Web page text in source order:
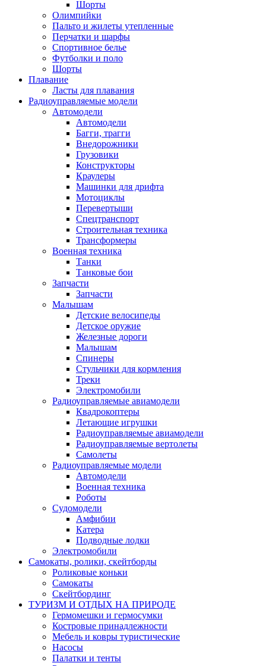
Шорты
Олимпийки
Пальто и жилеты утепленные
Перчатки и шарфы
Спортивное белье
Футболки и поло
Шорты
Плавание
Ласты для плавания
Радиоуправляемые модели
Автомодели
Автомодели
Багги, трагги
Внедорожники
Грузовики
Конструкторы
Краулеры
Машинки для дрифта
Мотоциклы
Перевертыши
Спецтранспорт
Строительная техника
Трансформеры
Военная техника
Танки
Танковые бои
Запчасти
Запчасти
Малышам
Детские велосипеды
Детское оружие
Железные дороги
Малышам
Спинеры
Стульчики для кормления
Треки
Электромобили
Радиоуправляемые авиамодели
Квадрокоптеры
Летающие игрушки
Радиоуправляемые авиамодели
Радиоуправляемые вертолеты
Самолеты
Радиоуправляемые модели
Автомодели
Военная техника
Роботы
Судомодели
Амфибии
Катера
Подводные лодки
Электромобили
Самокаты, ролики, скейтборды
Роликовые коньки
Самокаты
Скейтбординг
ТУРИЗМ И ОТДЫХ НА ПРИРОДЕ
Гермомешки и гермосумки
Костровые принадлежности
Мебель и ковры туристические
Насосы
Палатки и тенты